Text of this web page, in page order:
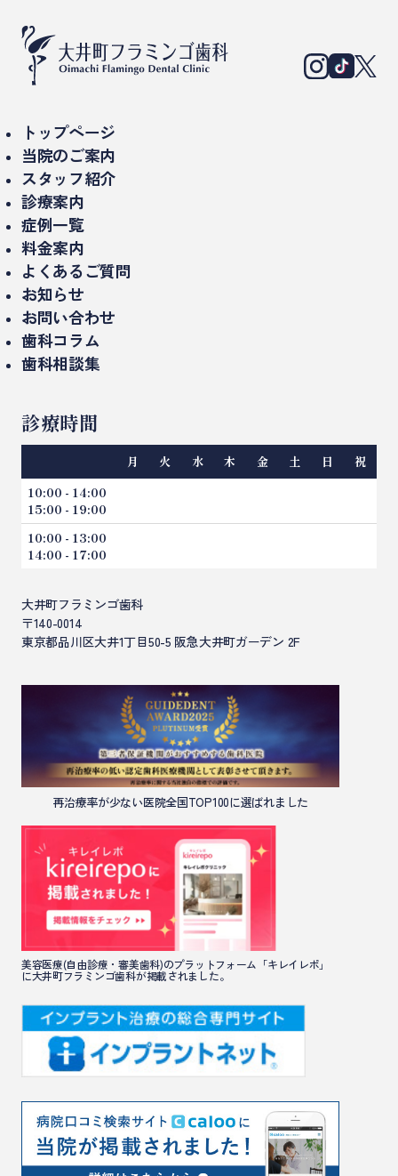
診療時間
月 火 水 木 金 土 日
祝
10:00 - 14:00
15:00 - 19:00
10:00 - 13:00
14:00 - 17:00
大井町フラミンゴ歯科
〒140-0014
東京都品川区大井1丁目50-5 阪急大井町ガーデン 2F
再治療率が少ない医院全国TOP100に選ばれました
美容医療(自由診療・審美歯科)のプラットフォーム「キレイレポ」
に大井町フラミンゴ歯科が掲載されました。
トップページ
当院のご案内
当院について
診療時間・アクセス
設備紹介（院内・機器）
医院概要
スタッフ紹介
理事長紹介
ドクター紹介
診療案内
インプラント治療
セラミック治療/詰め物、被せもの
ミニッシュ
入れ歯、義歯
精密治療（マイクロスコープ）
ホワイトニング
虫歯治療
歯周病
小児歯科（こどもの歯科）
症例一覧
料金案内
よくあるご質問
お知らせ
お問い合わせ
歯科コラム
インプラントのコラム
矯正歯科のコラム
一般歯科のコラム
歯科相談集
セラミックやり直し相談集